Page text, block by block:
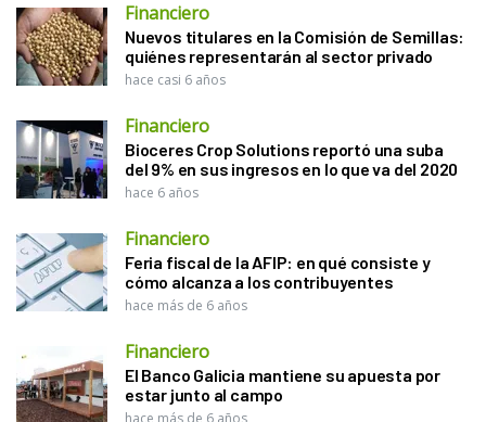
Financiero
Nuevos titulares en la Comisión de Semillas:
quiénes representarán al sector privado
hace casi 6 años
Financiero
Bioceres Crop Solutions reportó una suba
del 9% en sus ingresos en lo que va del 2020
hace 6 años
Financiero
Feria fiscal de la AFIP: en qué consiste y
cómo alcanza a los contribuyentes
hace más de 6 años
Financiero
El Banco Galicia mantiene su apuesta por
estar junto al campo
hace más de 6 años